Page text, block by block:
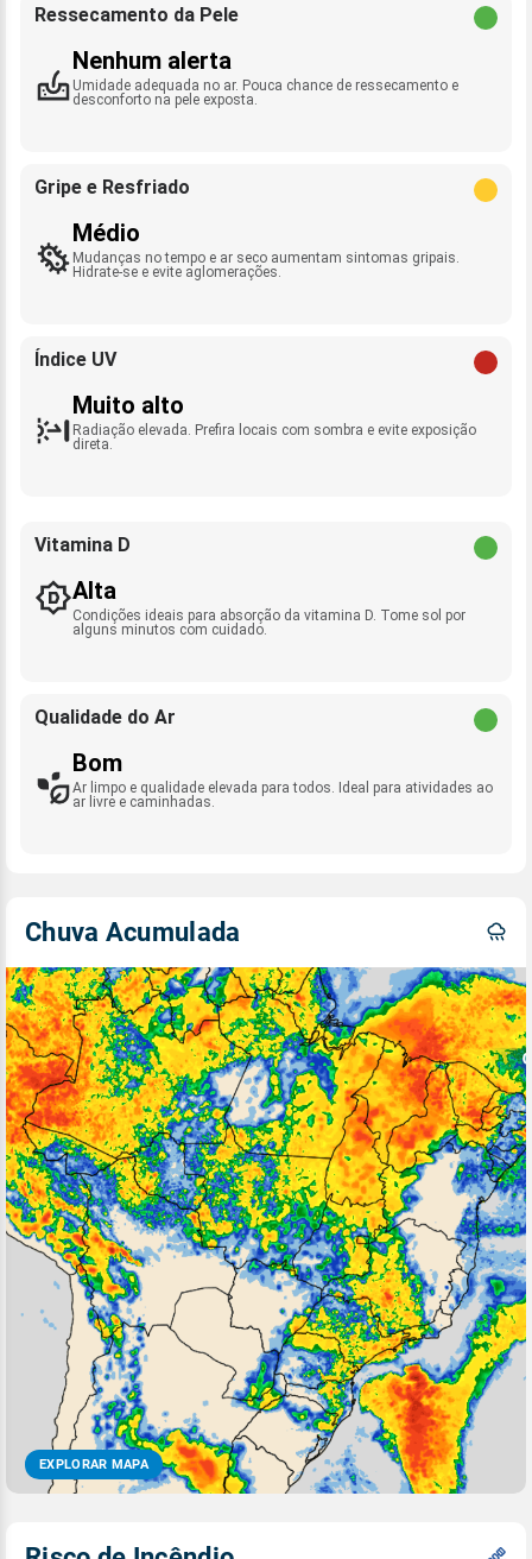
Ressecamento da Pele
Nenhum alerta
Umidade adequada no ar. Pouca chance de ressecamento e
desconforto na pele exposta.
Gripe e Resfriado
Médio
Mudanças no tempo e ar seco aumentam sintomas gripais.
Hidrate-se e evite aglomerações.
Índice UV
Muito alto
Radiação elevada. Prefira locais com sombra e evite exposição
direta.
Vitamina D
Alta
Condições ideais para absorção da vitamina D. Tome sol por
alguns minutos com cuidado.
Qualidade do Ar
Bom
Ar limpo e qualidade elevada para todos. Ideal para atividades ao
ar livre e caminhadas.
Chuva Acumulada
EXPLORAR MAPA